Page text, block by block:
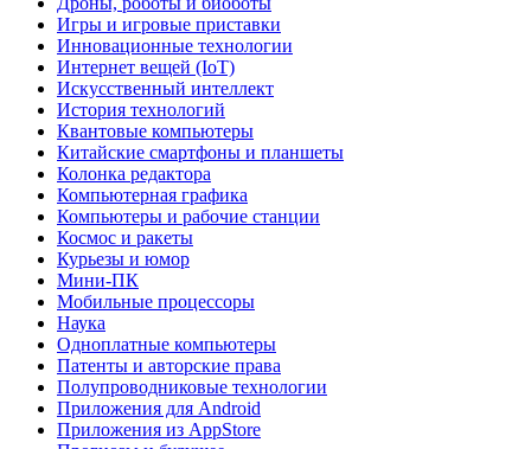
Игры и игровые приставки
Инновационные технологии
Интернет вещей (IoT)
Искусственный интеллект
История технологий
Квантовые компьютеры
Китайские смартфоны и планшеты
Колонка редактора
Компьютерная графика
Компьютеры и рабочие станции
Космос и ракеты
Курьезы и юмор
Мини-ПК
Мобильные процессоры
Наука
Одноплатные компьютеры
Патенты и авторские права
Полупроводниковые технологии
Приложения для Android
Приложения из AppStore